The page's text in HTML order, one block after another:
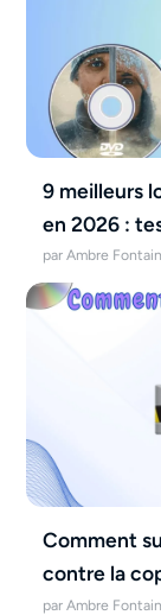
9 meilleurs
en 2026 :
par Ambre
Comment
contre la
par Ambre